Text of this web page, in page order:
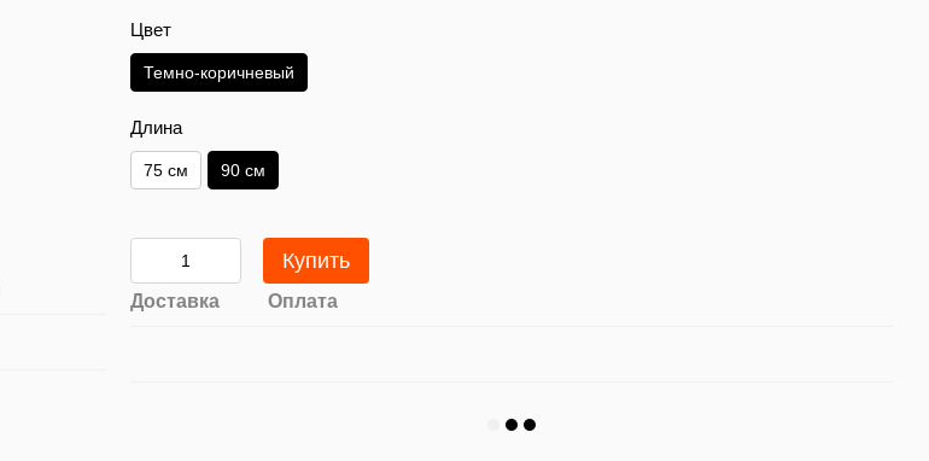
Цвет
Темно-коричневый
Длина
75 см 90 см
Купить
Доставка Оплата